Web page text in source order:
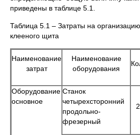
приведены в таблице 5.1.
Таблица 5.1 – Затраты на
клееного щита
Наименование
затрат
Наименование
оборудования
Оборудование
основное
Станок
четырехсторонний
продольно-
фрезерный
2